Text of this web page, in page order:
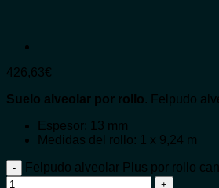
426,63€
Suelo alveolar por rollo. Felpudo
Espesor: 13 mm
Medidas del rollo: 1 x 9,24 m
Felpudo alveolar Plus por rollo